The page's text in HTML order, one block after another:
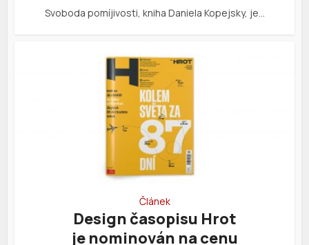
Svoboda pomíjivosti, kniha Daniela Kopejsky, je…
Článek
Design časopisu Hrot
je nominován na cenu